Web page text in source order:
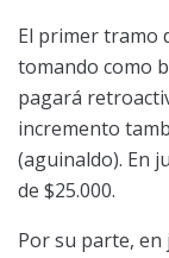
El primer tramo
tomando como
pagará
incremento
(aguinaldo). En
de $25.000.
Por su parte, en